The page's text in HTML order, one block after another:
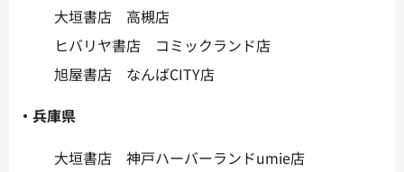
大垣書店 高槻店
ヒバリヤ書店 コミックランド店
旭屋書店 なんばCITY店
・兵庫県
大垣書店 神戸ハーバーランドumie店